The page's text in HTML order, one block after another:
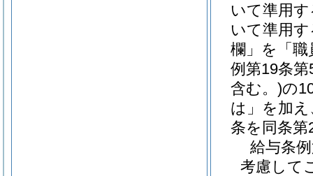
いて準用
いて準用
欄」を「
例第19条第
含む。)の
は」を加
条を同条
給与条
考慮して